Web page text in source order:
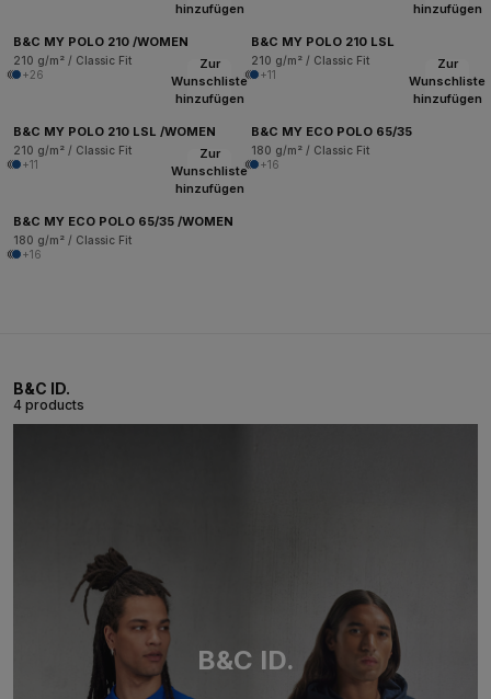
hinzufügen
B&C MY POLO 210 /WOMEN
210 g/m² / Classic Fit
+26
hinzufügen
B&C MY POLO 210 LSL
210 g/m² / Classic Fit
+11
Zur
Wunschliste
hinzufügen
B&C MY POLO 210 LSL /WOMEN
210 g/m² / Classic Fit
+11
Zur
Wunschliste
hinzufügen
B&C MY ECO POLO 65/35
180 g/m² / Classic Fit
+16
Zur
Wunschliste
hinzufügen
B&C MY ECO POLO 65/35 /WOMEN
180 g/m² / Classic Fit
+16
B&C ID.
4 products
B&C ID.